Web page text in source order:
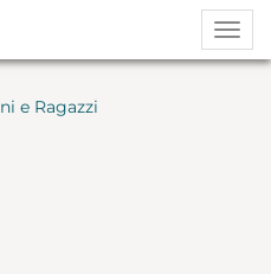
e Ragazzi